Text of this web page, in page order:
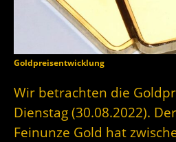
Goldpreisentwicklung
Wir betrachten die
Dienstag (30.08.2022).
Feinunze Gold hat